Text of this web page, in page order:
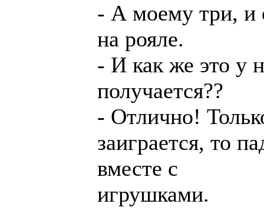
- А моему три, и
на рояле.
- И как же это у
получается??
- Отлично!
заиграется, то
вместе с
игрушками.